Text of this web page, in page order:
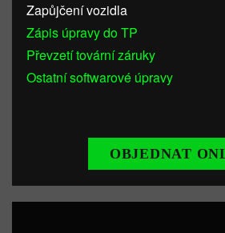
Zapůjčení vozidla
Zápis úpravy do TP
Převzetí tovární záruky
Ostatní softwarové úpravy
OBJEDNAT